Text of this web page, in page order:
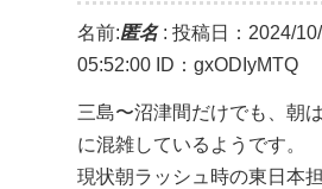
名前:匿名: 投稿日：2024/
05:52:00 ID：gxODIyMTQ
三島〜沼津間だけでも、朝
に混雑しているようです。
現状朝ラッシュ時の東日本